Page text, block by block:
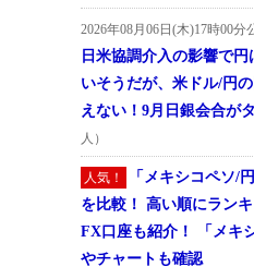
2026年08月06日(木)17時00分
日米協調介入の影響で
いそうだが、米ドル/円
えない！9月日銀会合が
人）
人気！
「メキシコペソ/
を比較！ 高い順にラン
FX口座も紹介！ 「メキ
やチャートも確認